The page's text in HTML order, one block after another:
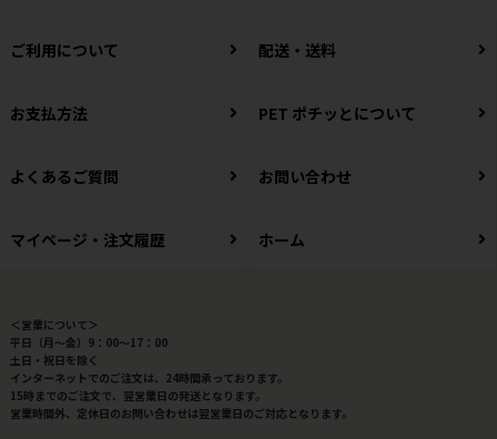
ご利用について 配送・送料
お支払方法 PET ポチッとについて
よくあるご質問 お問い合わせ
マイページ・注文履歴 ホーム
＜営業について＞
平日（月～金）9：00～17：00
土日・祝日を除く
インターネットでのご注文は、24時間承っております。
15時までのご注文で、翌営業日の発送となります。
営業時間外、定休日のお問い合わせは翌営業日のご対応となります。